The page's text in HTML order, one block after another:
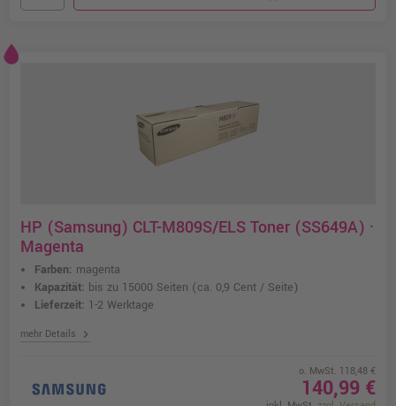
HP (Samsung) CLT-M809S/ELS Toner (SS649A) ·
Magenta
Farben: magenta
Kapazität: bis zu 15000 Seiten (ca. 0,9 Cent / Seite)
Lieferzeit: 1-2 Werktage
mehr Details chevron_right
o. MwSt. 118,48 €
140,99 €